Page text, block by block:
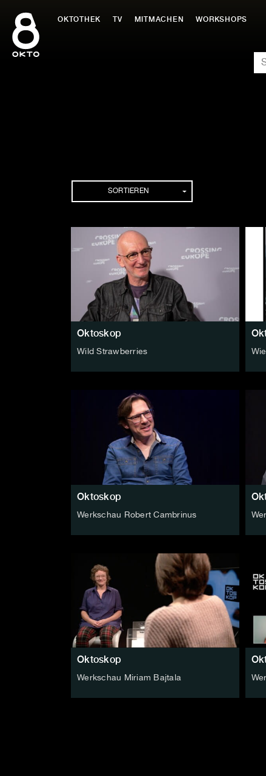
Inhalt
springen
OKTOTHEK TV MITMACHEN WORKSHOPS
Folgen
SORTIEREN
Oktoskop
Wild Strawberries
Oktoskop
Werkschau Robert Cambrinus
Oktoskop
Werkschau Miriam Bajtala